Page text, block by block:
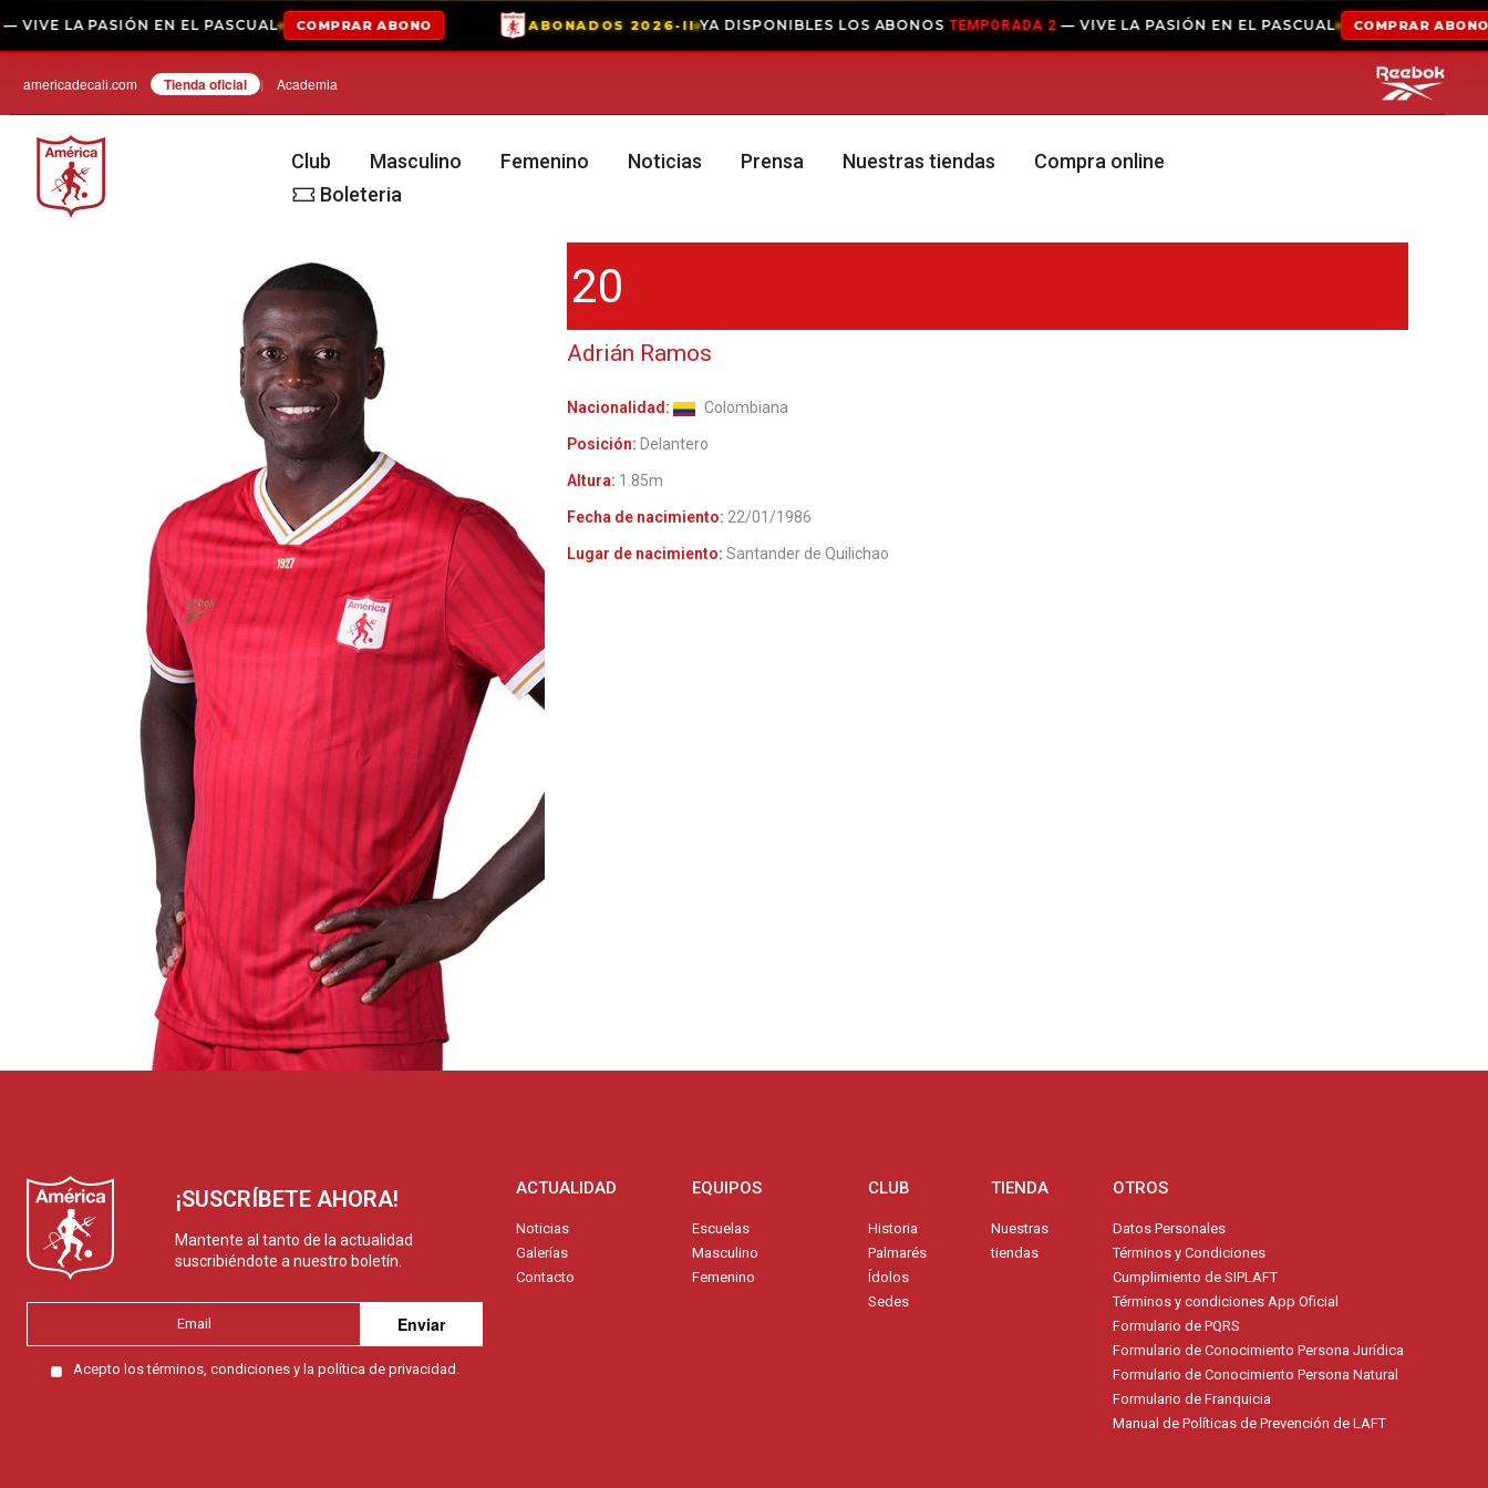
LA PASIÓN EN EL PASCUAL COMPRAR ABONO ABONADOS 2026-II YA DISPONIBLES LOS ABONOSTEMPORADA 2— VIVE LA PASIÓN EN EL PASCUAL COMPRAR ABONO
americadecali.com Tienda oficial⁣ | Academia
Club Masculino Femenino Noticias Prensa Nuestras tiendas
Compra online
Boleteria
20
Adrián Ramos
Nacionalidad: Colombiana
Posición: Delantero
Altura: 1.85m
Fecha de nacimiento: 22/01/1986
Lugar de nacimiento: Santander de Quilichao
¡SUSCRÍBETE AHORA!
Mantente al tanto de la actualidad
suscribiéndote a nuestro boletín.
Enviar
Acepto lostérminos, condiciones y la política de privacidad.
ACTUALIDAD
Noticias
Galerías
Contacto
EQUIPOS
Escuelas
Masculino
Femenino
CLUB
Historia
Palmarés
Ídolos
Sedes
TIENDA
Nuestras
tiendas
OTROS
Datos Personales
Términos y Condiciones
Cumplimiento de SIPLAFT
Términos y condiciones App Oficial
Formulario de PQRS
Formulario de Conocimiento Persona Jurídica
Formulario de Conocimiento Persona Natural
Formulario de Franquicia
Manual de Políticas de Prevención de LAFT